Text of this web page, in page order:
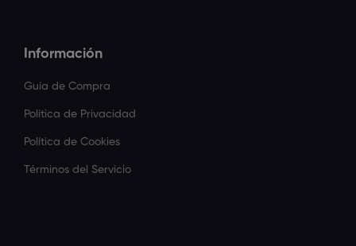
Información
Guía de Compra
Política de Privacidad
Política de Cookies
Términos del Servicio